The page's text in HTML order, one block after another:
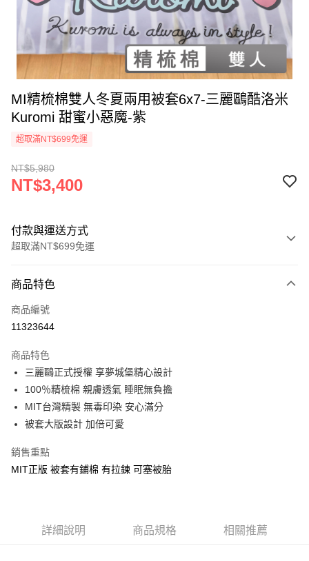
MI精梳棉雙人冬夏兩用被套6x7-三麗鷗酷洛米
Kuromi 甜蜜小惡魔-紫
超取滿NT$699免運
NT$5,980
NT$3,400
付款與運送方式
超取滿NT$699免運
信用卡一次付款
超商取貨付款
Apple Pay
街口支付
悠遊付
Google Pay
ATM付款
全家★依產品說明
商品特色
商品編號
11323644
商品特色
三麗鷗正式授權 享夢城堡精心設計
100％精梳棉 親膚透氣 睡眠無負擔
MIT台灣精製 無毒印染 安心滿分
被套大版設計 加倍可愛
銷售重點
MIT正版 被套有鋪棉 有拉鍊 可塞被胎
詳細說明 商品規格 相關推薦